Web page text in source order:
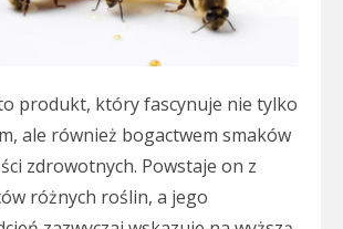
produkt, który fascynuje nie tylko
ale również bogactwem smaków
zdrowotnych. Powstaje on z
różnych roślin, a jego